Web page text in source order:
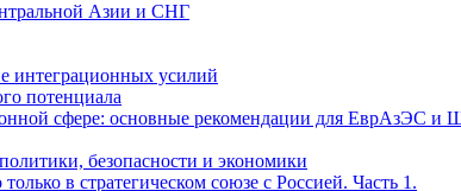
Азии и СНГ
интеграционных усилий
потенциала
сфере: основные рекомендации для ЕврАзЭС и
безопасности и экономики
в стратегическом союзе с Россией. Часть 1.